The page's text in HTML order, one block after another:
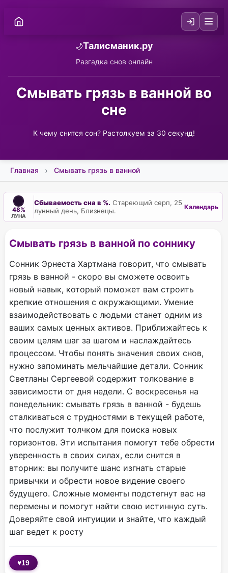
🌙Талисманик.ру
Разгадка снов онлайн
Смывать грязь в ванной во
сне
К чему снится сон? Растолкуем за 30 секунд!
Главная Смывать грязь в ванной
48%
ЛУНА
Сбываемость сна в %. Стареющий серп, 25
лунный день, Близнецы.
Календарь
Смывать грязь в ванной по соннику
Сонник Эрнеста Хартмана говорит, что смывать
грязь в ванной - скоро вы сможете освоить
новый навык, который поможет вам строить
крепкие отношения с окружающими. Умение
взаимодействовать с людьми станет одним из
ваших самых ценных активов. Приближайтесь к
своим целям шаг за шагом и наслаждайтесь
процессом. Чтобы понять значения своих снов,
нужно запоминать мельчайшие детали. Сонник
Светланы Сергеевой содержит толкование в
зависимости от дня недели. С воскресенья на
понедельник: смывать грязь в ванной - будешь
сталкиваться с трудностями в текущей работе,
что послужит толчком для поиска новых
горизонтов. Эти испытания помогут тебе обрести
уверенность в своих силах, если снится в
вторник: вы получите шанс изгнать старые
привычки и обрести новое видение своего
будущего. Сложные моменты подстегнут вас на
перемены и помогут найти свою истинную суть.
Доверяйте свой интуиции и знайте, что каждый
шаг ведет к росту
♥19